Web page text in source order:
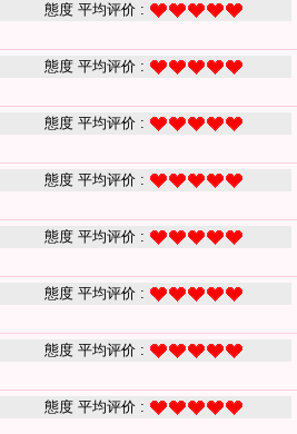
態度 平均评价 :
態度 平均评价 :
態度 平均评价 :
態度 平均评价 :
態度 平均评价 :
態度 平均评价 :
態度 平均评价 :
態度 平均评价 :